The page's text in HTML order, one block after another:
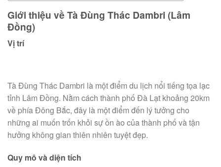
Giới thiệu về Tà Đùng Thác Dambri (Lâm
Đồng)
Vị trí
Tà Đùng Thác Dambri là một điểm du lịch nổi tiếng tọa lạc
tỉnh Lâm Đồng. Nằm cách thành phố Đà Lạt khoảng 20km
về phía Đông Bắc, đây là một điểm đến lý tưởng cho
những ai muốn trốn khỏi sự ồn ào của thành phố và tận
hưởng không gian thiên nhiên tuyệt đẹp.
Quy mô và diện tích